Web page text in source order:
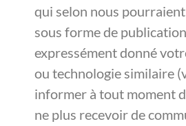
qui selon nous
sous forme de
expressément donné
ou technologie similaire
informer à tout moment
ne plus recevoir de